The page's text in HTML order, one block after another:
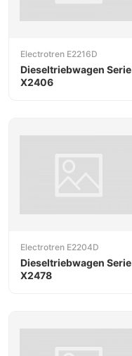
Electrotren E2216D
Dieseltriebwagen Serie
X2406
Electrotren E2204D
Dieseltriebwagen Serie
X2478